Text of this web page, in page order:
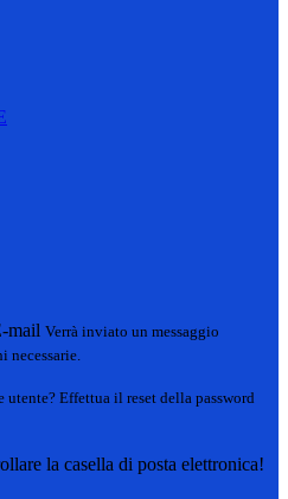
mail Verrà inviato un messaggio
necessarie.
utente? Effettua il reset della password
la casella di posta elettronica!